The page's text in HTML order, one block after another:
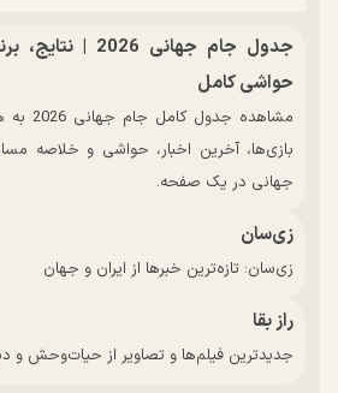
جدول جام جهانی
حواشی کامل
مشاهده
بازی‌ها، آخرین اخبار، حواشی و خلاصه
جهانی در یک صفحه.
زی‌سان
زی‌سان: تازه‌ترین خبرها از ایران و جهان
راز بقا
جدیدترین فیلم‌ها و تصاویر از حیات‌وحش و